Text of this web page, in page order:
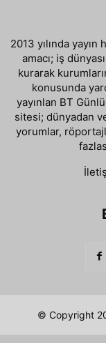
2013 yılında
amacı; iş
kurarak
konusunda
yayınlan BT
sitesi; dünyadan
yorumlar,
© Copyright